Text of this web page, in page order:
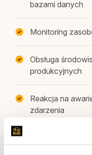
bazami danych
Monitoring
Obsługa
produkcyjnych
Reakcja na
zdarzenia